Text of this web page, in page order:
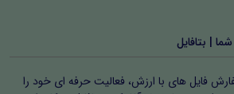
| بتافایل
فایل های با ارزش، فعالیت حرفه ای خود را